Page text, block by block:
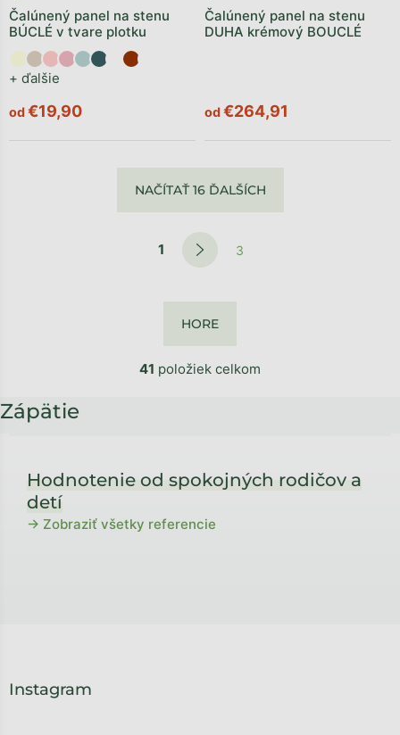
Čalúnený panel na stenu
BÚCLÉ v tvare plotku
+ ďalšie
od€19,90
Čalúnený panel na stenu
DUHA krémový BOUCLÉ
od€264,91
NAČÍTAŤ 16 ĎALŠÍCH
1 3
41 položiek celkom
HORE
Zápätie
Hodnotenie od spokojných rodičov a
detí
→ Zobraziť všetky referencie
Instagram